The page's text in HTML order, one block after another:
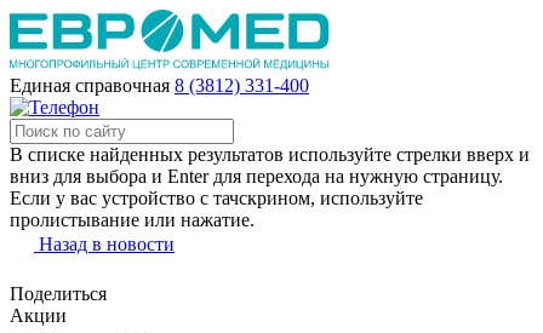
Единая справочная 8 (3812) 331-400
В списке найденных результатов используйте стрелки вверх и
вниз для выбора и Enter для перехода на нужную страницу.
Если у вас устройство с тачскрином, используйте
пролистывание или нажатие.
Назад в новости
Поделиться
Акции